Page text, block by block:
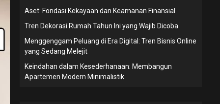
Aset: Fondasi Kekayaan dan Keamanan Finansial
Tren Dekorasi Rumah Tahun Ini yang Wajib Dicoba
Menggenggam Peluang di Era Digital: Tren Bisnis Online
yang Sedang Melejit
Keindahan dalam Kesederhanaan: Membangun
Apartemen Modern Minimalistik